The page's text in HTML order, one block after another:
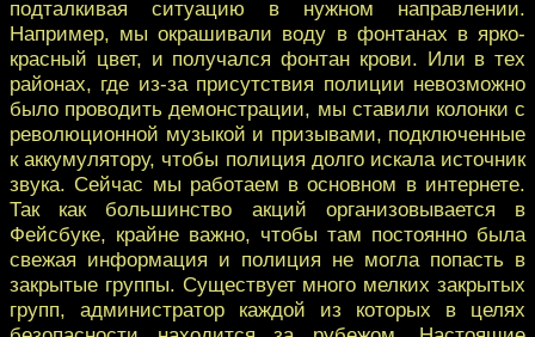
подталкивая ситуацию в нужном направлении.
Например, мы окрашивали воду в фонтанах в ярко-
красный цвет, и получался фонтан крови. Или в тех
районах, где из-за присутствия полиции невозможно
было проводить демонстрации, мы ставили колонки с
революционной музыкой и призывами, подключенные
к аккумулятору, чтобы полиция долго искала источник
звука. Сейчас мы работаем в основном в интернете.
Так как большинство акций организовывается в
Фейсбуке, крайне важно, чтобы там постоянно была
свежая информация и полиция не могла попасть в
закрытые группы. Существует много мелких закрытых
групп, администратор каждой из которых в целях